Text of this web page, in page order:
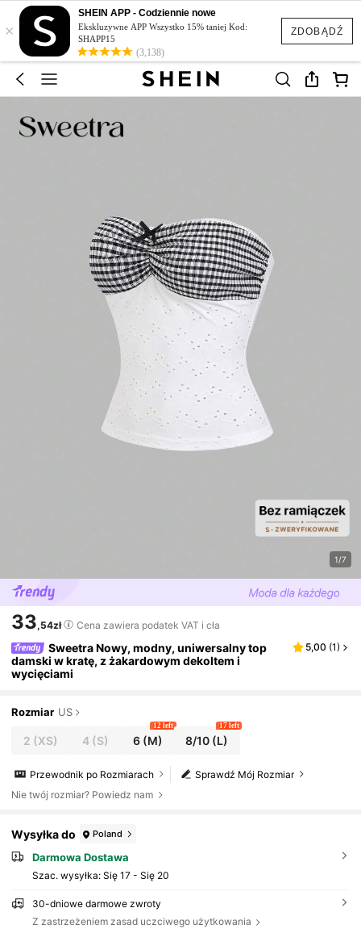
ZDOBĄDŹ
×
SHEIN APP - Codziennie nowe
Ekskluzywne APP Wszystko 15% taniej Kod:
SHAPP15
(3,138)
1/7
33,54zł Cena zawiera podatek VAT i cła
Sweetra Nowy, modny, uniwersalny top
damski w kratę, z żakardowym dekoltem i
wycięciami
5,00 (1)
Rozmiar US
2 (XS) 4(S) 6(M)
12 left
8/10 (L)
17 left
Sprawdź Mój Rozmiar
Przewodnik po Rozmiarach
Nie twój rozmiar? Powiedz nam
Wysyłka do Poland
Darmowa Dostawa
Szac. wysyłka: Się 17 - Się 20
30-dniowe darmowe zwroty
Z zastrzeżeniem zasad uczciwego użytkowania